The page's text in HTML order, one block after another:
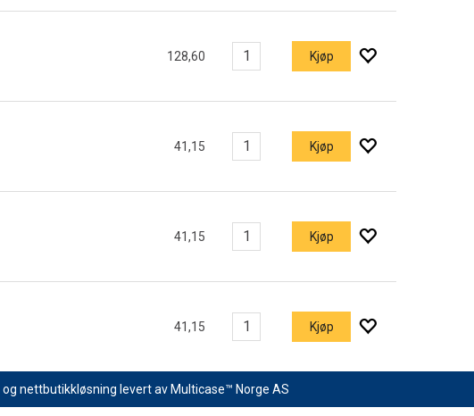
128,60 Kjøp
41,15 Kjøp
41,15 Kjøp
41,15 Kjøp
ognettbutikkløsning levert avMulticase™ Norge AS